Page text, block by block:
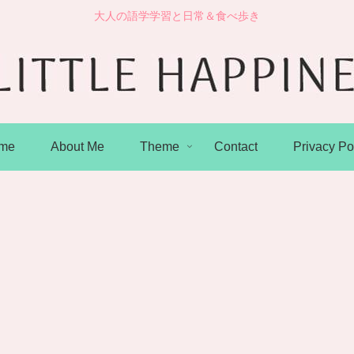
大人の語学学習と日常＆食べ歩き
About Me Theme Contact Privacy